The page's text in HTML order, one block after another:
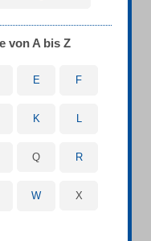
von A bis Z
E F
K L
Q R
W X